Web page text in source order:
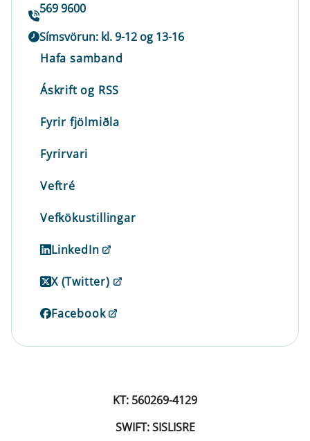
569 9600
Símsvörun: kl. 9-12 og 13-16
Hafa samband
Áskrift og RSS
Fyrir fjölmiðla
Fyrirvari
Veftré
Vefkökustillingar
LinkedIn
X (Twitter)
Facebook
KT: 560269-4129
SWIFT: SISLISRE